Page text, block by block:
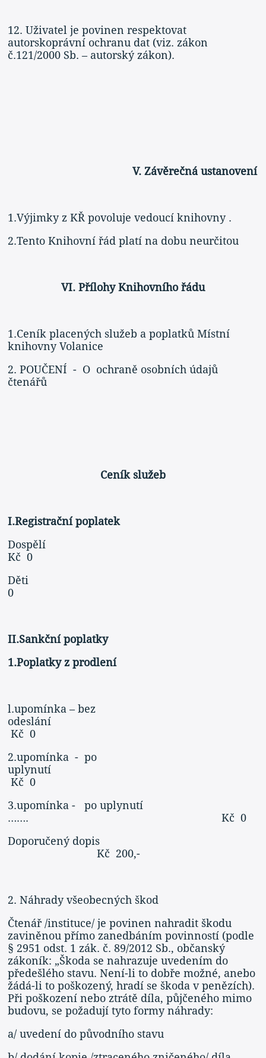
12. Uživatel je povinen respektovat
autorskoprávní ochranu dat (viz. zákon
č.121/2000 Sb. – autorský zákon).
V. Závěrečná ustanovení
1.Výjimky z KŘ povoluje vedoucí knihovny .
2.Tento Knihovní řád platí na dobu neurčitou
VI. Přílohy Knihovního řádu
1.Ceník placených služeb a poplatků Místní
knihovny Volanice
2. POUČENÍ - O ochraně osobních údajů
čtenářů
Ceník služeb
I.Registrační poplatek
Kč 0
Děti
0
II.Sankční poplatky
1.Poplatky z prodlení
l.upomínka – bez
odeslání
Kč 0
2.upomínka - po
uplynutí
Kč 0
3.upomínka - po uplynutí
……. Kč 0
Doporučený dopis
Kč 200,-
2. Náhrady všeobecných škod
Čtenář /instituce/ je povinen nahradit škodu
zaviněnou přímo zanedbáním povinností (podle
§ 2951 odst. 1 zák. č. 89/2012 Sb., občanský
zákoník: „Škoda se nahrazuje uvedením do
předešlého stavu. Není-li to dobře možné, anebo
žádá-li to poškozený, hradí se škoda v penězích).
Při poškození nebo ztrátě díla, půjčeného mimo
budovu, se požadují tyto formy náhrady:
a/ uvedení do původního stavu